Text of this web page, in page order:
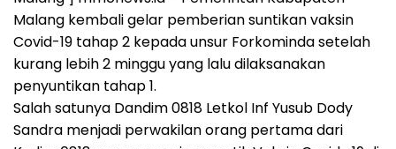
Malang kembali gelar pemberian suntikan vaksin
Covid-19 tahap 2 kepada unsur Forkominda setelah
kurang lebih 2 minggu yang lalu dilaksanakan
penyuntikan tahap 1.
Salah satunya Dandim 0818 Letkol Inf Yusub Dody
Sandra menjadi perwakilan orang pertama dari